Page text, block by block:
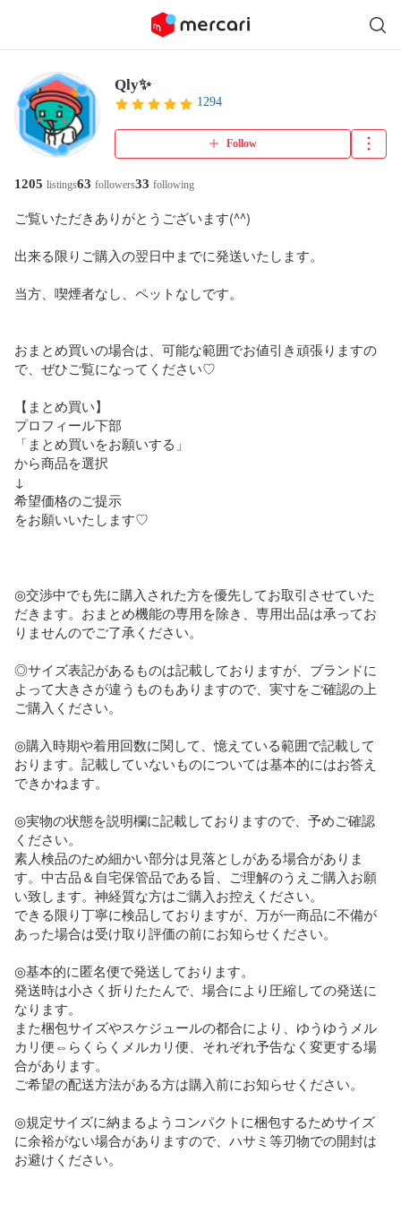
Qly✨️
1294
Follow
1205 listings63 followers33 following
ご覧いただきありがとうございます(^^)
出来る限りご購入の翌日中までに発送いたします。
当方、喫煙者なし、ペットなしです。
おまとめ買いの場合は、可能な範囲でお値引き頑張りますの
で、ぜひご覧になってください♡
【まとめ買い】
プロフィール下部
「まとめ買いをお願いする」
から商品を選択
↓
希望価格のご提示
をお願いいたします♡
◎交渉中でも先に購入された方を優先してお取引させていた
だきます。おまとめ機能の専用を除き、専用出品は承ってお
りませんのでご了承ください。
◎サイズ表記があるものは記載しておりますが、ブランドに
よって大きさが違うものもありますので、実寸をご確認の上
ご購入ください。
◎購入時期や着用回数に関して、憶えている範囲で記載して
おります。記載していないものについては基本的にはお答え
できかねます。
◎実物の状態を説明欄に記載しておりますので、予めご確認
ください。
素人検品のため細かい部分は見落としがある場合がありま
す。中古品＆自宅保管品である旨、ご理解のうえご購入お願
い致します。神経質な方はご購入お控えください。
できる限り丁寧に検品しておりますが、万が一商品に不備が
あった場合は受け取り評価の前にお知らせください。
◎基本的に匿名便で発送しております。
発送時は小さく折りたたんで、場合により圧縮しての発送に
なります。
また梱包サイズやスケジュールの都合により、ゆうゆうメル
カリ便⇔らくらくメルカリ便、それぞれ予告なく変更する場
合があります。
ご希望の配送方法がある方は購入前にお知らせください。
◎規定サイズに納まるようコンパクトに梱包するためサイズ
に余裕がない場合がありますので、ハサミ等刃物での開封は
お避けください。